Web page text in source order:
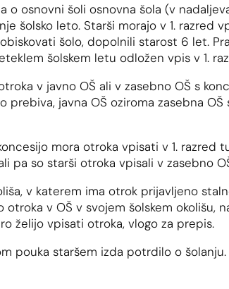
o osnovni šoli osnovna šola (v
šolsko leto. Starši morajo v 1. razred
šolo, dopolnili starost 6 let.
šolskem letu odložen vpis v 1.
v javno OŠ ali v zasebno OŠ s
prebiva, javna OŠ oziroma zasebna
mora otroka vpisati v 1.
pa so starši otroka vpisali v zasebno
v katerem ima otrok prijavljeno
v OŠ v svojem šolskem okolišu,
želijo vpisati otroka, vlogo za prepis.
pouka staršem izda potrdilo o šolanju.